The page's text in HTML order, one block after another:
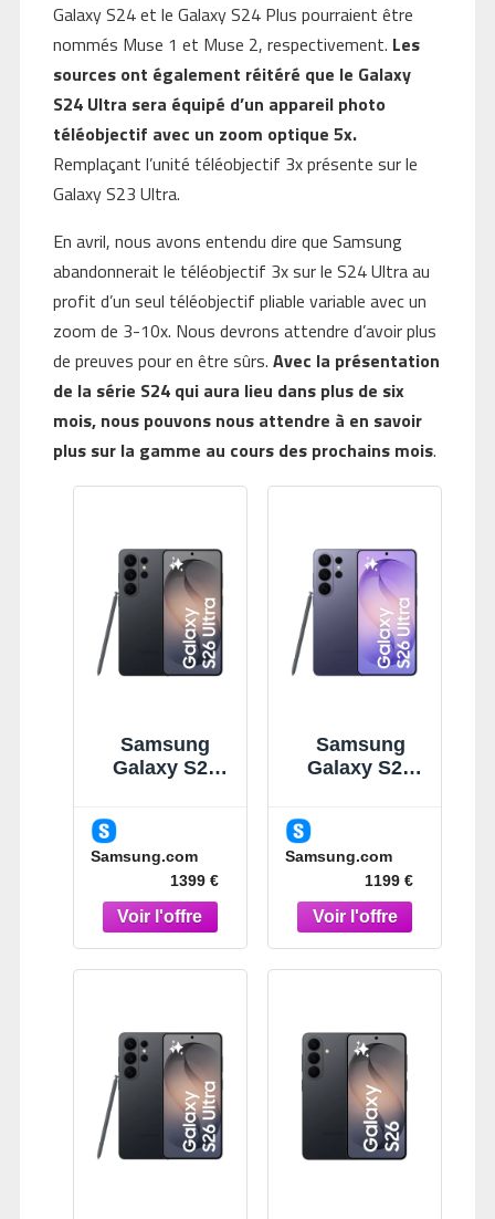
Galaxy S24 et le Galaxy S24 Plus pourraient être
nommés Muse 1 et Muse 2, respectivement. Les
sources ont également réitéré que le Galaxy
S24 Ultra sera équipé d’un appareil photo
téléobjectif avec un zoom optique 5x.
Remplaçant l’unité téléobjectif 3x présente sur le
Galaxy S23 Ultra.
En avril, nous avons entendu dire que Samsung
abandonnerait le téléobjectif 3x sur le S24 Ultra au
profit d’un seul téléobjectif pliable variable avec un
zoom de 3-10x. Nous devrons attendre d’avoir plus
de preuves pour en être sûrs. Avec la présentation
de la série S24 qui aura lieu dans plus de six
mois, nous pouvons nous attendre à en savoir
plus sur la gamme au cours des prochains mois.
Samsung
Galaxy S26
Smartphone
Noir
Samsung.com
1399 €
Samsung
Galaxy S26
Smartphone
IA Violet
Samsung.com
1199 €